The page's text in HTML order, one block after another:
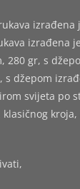
izrađena
izrađena
280 gr, s
s džepom
svijeta po